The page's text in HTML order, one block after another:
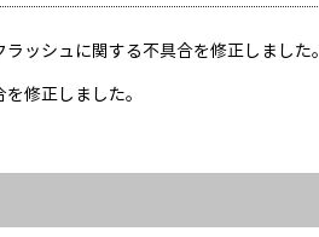
ッシュに関する不具合を修正しました。
修正しました。